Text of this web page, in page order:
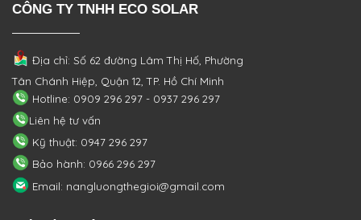
CÔNG TY TNHH ECO SOLAR
Địa chỉ: Số 62 đường Lâm Thị Hố, Phường
Tân Chánh Hiệp, Quận 12, TP. Hồ Chí Minh
Hotline: 0909 296 297 - 0937 296 297
Liên hệ tư vấn
Kỹ thuật: 0947 296 297
Bảo hành: 0966 296 297
Email: nangluongthegioi@gmail.com